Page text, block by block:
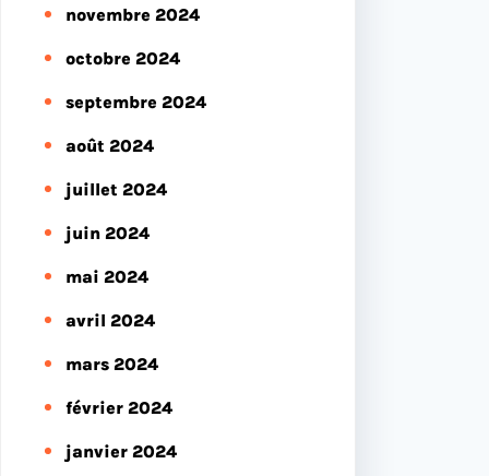
novembre 2024
octobre 2024
septembre 2024
août 2024
juillet 2024
juin 2024
mai 2024
avril 2024
mars 2024
février 2024
janvier 2024